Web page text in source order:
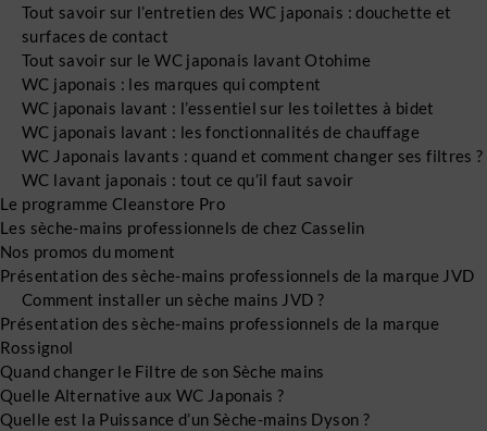
Tout savoir sur l’entretien des WC japonais : douchette et
surfaces de contact
Tout savoir sur le WC japonais lavant Otohime
WC japonais : les marques qui comptent
WC japonais lavant : l’essentiel sur les toilettes à bidet
WC japonais lavant : les fonctionnalités de chauffage
WC Japonais lavants : quand et comment changer ses filtres ?
WC lavant japonais : tout ce qu’il faut savoir
Le programme Cleanstore Pro
Les sèche-mains professionnels de chez Casselin
Nos promos du moment
Présentation des sèche-mains professionnels de la marque JVD
Comment installer un sèche mains JVD ?
Présentation des sèche-mains professionnels de la marque
Rossignol
Quand changer le Filtre de son Sèche mains
Quelle Alternative aux WC Japonais ?
Quelle est la Puissance d’un Sèche-mains Dyson ?